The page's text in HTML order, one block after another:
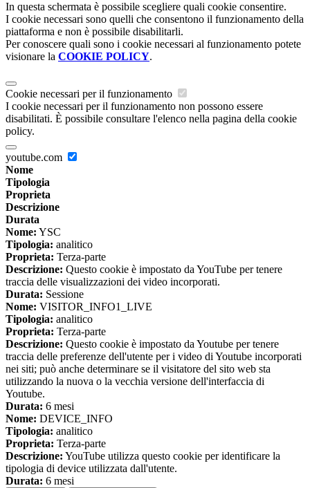
In questa schermata è possibile scegliere quali cookie consentire.
I cookie necessari sono quelli che consentono il funzionamento della
piattaforma e non è possibile disabilitarli.
Per conoscere quali sono i cookie necessari al funzionamento potete
visionare la COOKIE POLICY.
Cookie necessari per il funzionamento
I cookie necessari per il funzionamento non possono essere
disabilitati. È possibile consultare l'elenco nella pagina della cookie
policy.
youtube.com
Nome
Tipologia
Proprieta
Descrizione
Durata
Nome: YSC
Tipologia: analitico
Proprieta: Terza-parte
Descrizione: Questo cookie è impostato da YouTube per tenere
traccia delle visualizzazioni dei video incorporati.
Durata: Sessione
Nome: VISITOR_INFO1_LIVE
Tipologia: analitico
Proprieta: Terza-parte
Descrizione: Questo cookie è impostato da Youtube per tenere
traccia delle preferenze dell'utente per i video di Youtube incorporati
nei siti; può anche determinare se il visitatore del sito web sta
utilizzando la nuova o la vecchia versione dell'interfaccia di
Youtube.
Durata: 6 mesi
Nome: DEVICE_INFO
Tipologia: analitico
Proprieta: Terza-parte
Descrizione: YouTube utilizza questo cookie per identificare la
tipologia di device utilizzata dall'utente.
Durata: 6 mesi